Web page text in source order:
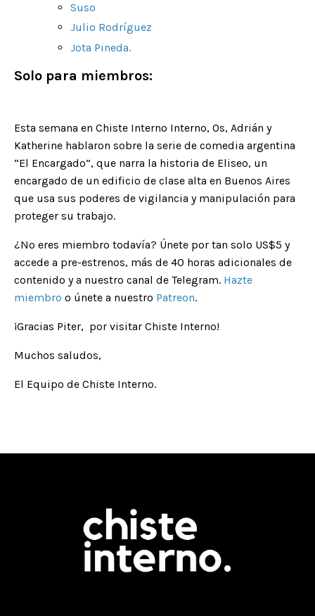
Suso
Julio Rodríguez
Jota Pineda.
Solo para miembros:
Esta semana en Chiste Interno Interno, Os, Adrián y
Katherine hablaron sobre la serie de comedia argentina
“El Encargado”, que narra la historia de Eliseo, un
encargado de un edificio de clase alta en Buenos Aires
que usa sus poderes de vigilancia y manipulación para
proteger su trabajo.
¿No eres miembro todaví­a? Únete por tan solo US$5 y
accede a pre-estrenos, más de 40 horas adicionales de
contenido y a nuestro canal de Telegram. Hazte
miembro o únete a nuestro Patreon.
¡Gracias Piter, por visitar Chiste Interno!
Muchos saludos,
El Equipo de Chiste Interno.